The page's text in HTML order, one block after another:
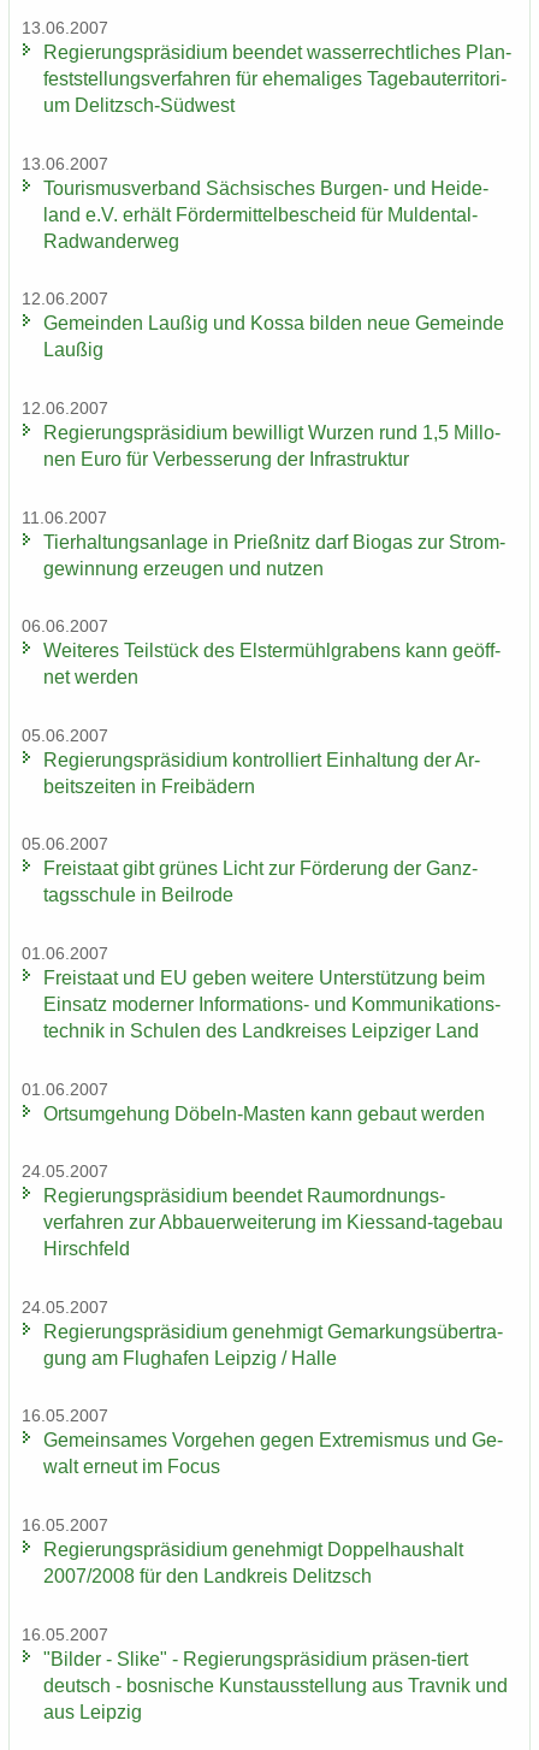
13.06.2007
Re­gie­rungs­prä­si­di­um be­en­det was­ser­recht­li­ches Plan­
fest­stel­lungs­ver­fah­ren für ehe­ma­li­ges Ta­ge­bau­ter­ri­to­ri­
um Delitzsch-​Südwest
13.06.2007
Tou­ris­mus­ver­band Säch­si­sches Burgen-​ und Hei­de­
land e.V. er­hält För­der­mit­tel­be­scheid für Muldental-​
Radwanderweg
12.06.2007
Ge­mein­den Lau­ßig und Kossa bil­den neue Ge­mein­de
Lau­ßig
12.06.2007
Re­gie­rungs­prä­si­di­um be­wil­ligt Wur­zen rund 1,5 Mil­lo­
nen Euro für Ver­bes­se­rung der In­fra­struk­tur
11.06.2007
Tier­hal­tungs­an­la­ge in Prieß­nitz darf Bio­gas zur Strom­
ge­win­nung er­zeu­gen und nut­zen
06.06.2007
Wei­te­res Teil­stück des Els­ter­mühl­gra­bens kann ge­öff­
net wer­den
05.06.2007
Re­gie­rungs­prä­si­di­um kon­trol­liert Ein­hal­tung der Ar­
beits­zei­ten in Frei­bä­dern
05.06.2007
Frei­staat gibt grü­nes Licht zur För­de­rung der Ganz­
tags­schu­le in Beil­ro­de
01.06.2007
Frei­staat und EU geben wei­te­re Un­ter­stüt­zung beim
Ein­satz mo­der­ner Informations-​ und Kom­mu­ni­ka­ti­ons­
tech­nik in Schu­len des Land­krei­ses Leip­zi­ger Land
01.06.2007
Orts­um­ge­hung Döbeln-​Masten kann ge­baut wer­den
24.05.2007
Re­gie­rungs­prä­si­di­um be­en­det Raumordnungs-​
verfahren zur Ab­bau­erwei­te­rung im Kiessand-​tagebau
Hirsch­feld
24.05.2007
Re­gie­rungs­prä­si­di­um ge­neh­migt Ge­mar­kungs­über­tra­
gung am Flug­ha­fen Leip­zig / Halle
16.05.2007
Ge­mein­sa­mes Vor­ge­hen gegen Ex­tre­mis­mus und Ge­
walt er­neut im Focus
16.05.2007
Re­gie­rungs­prä­si­di­um ge­neh­migt Dop­pel­haus­halt
2007/2008 für den Land­kreis De­litzsch
16.05.2007
"Bil­der - Slike" - Re­gie­rungs­prä­si­di­um präsen-​tiert
deutsch - bos­ni­sche Kunst­aus­stel­lung aus Trav­nik und
aus Leip­zig